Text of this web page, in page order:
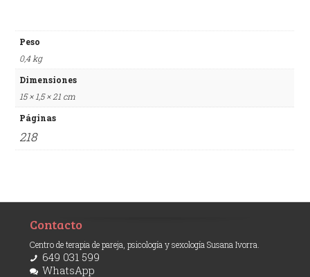
Peso
0,4 kg
Dimensiones
15 × 1,5 × 21 cm
Páginas
218
Contacto
Centro de terapia de pareja, psicología y sexología Susana Ivorra.
649 031 599
WhatsApp